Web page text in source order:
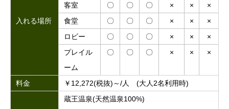
入れる場所
客室
〇 〇 〇 × ×
×
食堂
〇 〇 〇 × ×
×
ロビー
〇 〇 〇 × ×
×
プレイル
ーム
〇 〇 〇 × × ×
料金 ￥12,272(税抜)～/人 (大人2名利用時)
蔵王温泉(天然温泉100%)